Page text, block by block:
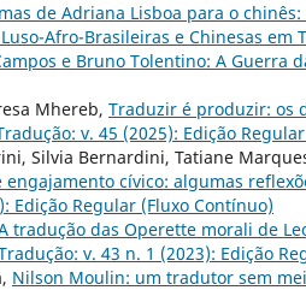
de Adriana Lisboa para o
Afro-Brasileiras e Chinesas em
e Bruno Tolentino: A Guerra
Mhereb, Traduzir é produzir: os
v. 45 (2025): Edição
Silvia Bernardini, Tatiane
cívico: algumas
Edição Regular (Fluxo Contínuo)
tradução das Operette morali de
v. 43 n. 1 (2023): Edição
Nilson Moulin: um tradutor sem